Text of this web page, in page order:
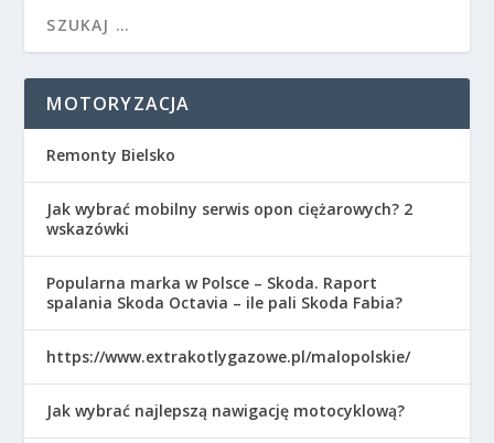
MOTORYZACJA
Remonty Bielsko
Jak wybrać mobilny serwis opon ciężarowych? 2
wskazówki
Popularna marka w Polsce – Skoda. Raport
spalania Skoda Octavia – ile pali Skoda Fabia?
https://www.extrakotlygazowe.pl/malopolskie/
Jak wybrać najlepszą nawigację motocyklową?